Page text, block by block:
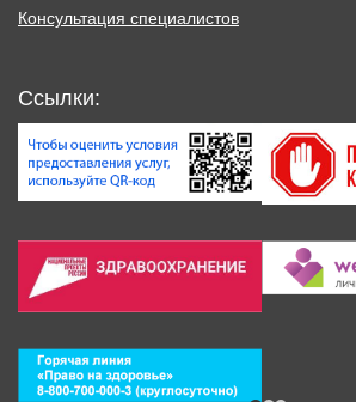
Консультация специалистов
Ссылки: